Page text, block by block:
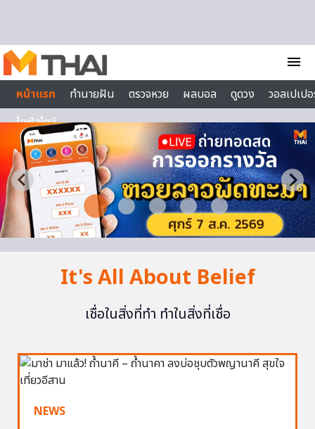
menu
หน้าแรก
ทำนายฝัน ตรวจหวย ผลบอล ดูดวง
วอลเปเป
ไลฟ์สไตล์
It's All About Belief
เชื่อในสิ่งที่ทำ ทำในสิ่งที่เชื่อ
NEWS